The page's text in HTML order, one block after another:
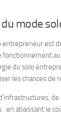
du mode
entrepreneur est
du solo
les chances de
en abaissant le